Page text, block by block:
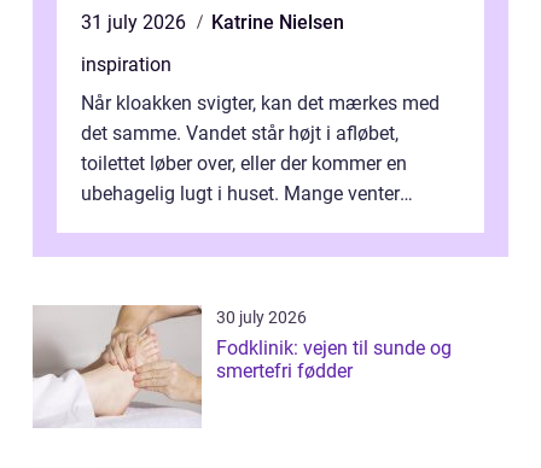
31 july 2026
Katrine Nielsen
inspiration
Når kloakken svigter, kan det mærkes med
det samme. Vandet står højt i afløbet,
toilettet løber over, eller der kommer en
ubehagelig lugt i huset. Mange venter
30 july 2026
Fodklinik: vejen til sunde og
smertefri fødder